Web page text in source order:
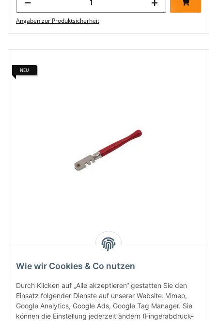
Wie wir Cookies & Co nutzen
Durch Klicken auf „Alle akzeptieren“ gestatten Sie den
Einsatz folgender Dienste auf unserer Website: Vimeo,
Google Analytics, Google Ads, Google Tag Manager. Sie
können die Einstellung jederzeit ändern (Fingerabdruck-
Angaben zur Produktsicherheit
NEU
Glasschneider inkl. 6 Hartmetallschneiden
Sofort verfügbar
Lieferzeit: 3 - 4 Tage